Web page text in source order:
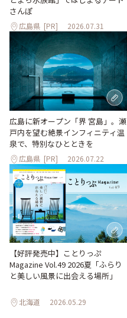
さんぽ
広島県 [PR] 2026.07.31
広島に新オープン「界 宮島」。瀬
戸内を望む絶景インフィニティ温
泉で、特別なひとときを
広島県 [PR] 2026.07.22
【好評発売中】ことりっぷ
Magazine Vol.49 2026夏「ふらり
と美しい風景に出会える場所」
北海道 2026.05.29